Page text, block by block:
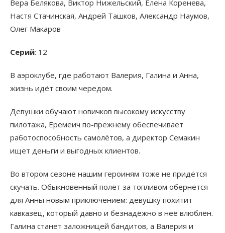
Вера Белякова, Виктор Нижельский, Елена Коренева,
Настя Стачинская, Андрей Ташков, Александр Наумов,
Олег Макаров
Серий: 12
В аэроклубе, где работают Валерия, Галина и Анна,
жизнь идёт своим чередом.
Девушки обучают новичков высокому искусству
пилотажа, Еремеич по-прежнему обеспечивает
работоспособность самолётов, а директор Семакин
ищет деньги и выгодных клиентов.
Во втором сезоне нашим героиням тоже не придётся
скучать. Обыкновенный полёт за топливом обернётся
для Анны новым приключением: девушку похитит
кавказец, который давно и безнадёжно в неё влюблён.
Галина станет заложницей бандитов, а Валерия и